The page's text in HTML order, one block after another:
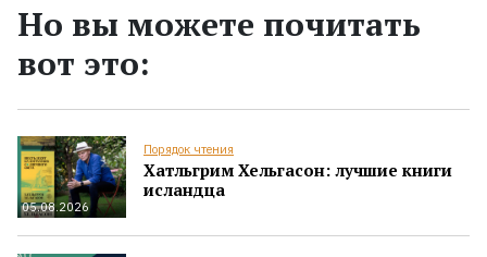
Но вы можете почитать
вот это:
05.08.2026
Порядок чтения
Хатльгрим Хельгасон: лучшие книги
исландца